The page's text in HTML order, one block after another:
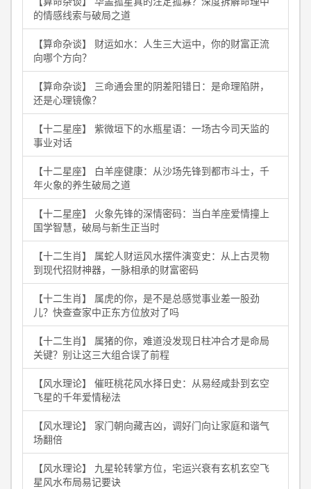
的情感线索与破局之道
【算命杂谈】 财运如水：人生三大运中，你的财富正流
向哪个方向？
【算命杂谈】 三命通会里的阴差阳错日：是命理陷阱，
还是心理镜像？
【十二星座】 紫微垣下的水瓶星语：一场古今司天监的
事业对话
【十二星座】 白羊座健康：从沙场先锋到都市斗士，千
年火象的养生破局之道
【十二星座】 火象先锋的深情密码：当白羊座爱情撞上
国学智慧，破局与新生正当时
【十二生肖】 属蛇人财运风水摆件演变史：从上古灵物
到现代招财神器，一脉相承的财富密码
【十二生肖】 属虎的你，是不是总感觉事业差一股劲
儿？快查查家中正东方位放对了吗
【十二生肖】 属猪的你，难道没发现日柱冲合才是命局
关键？别让这三大组合误了前程
【风水理论】 催旺桃花风水择日史：从易经咸卦到玄空
飞星的千年爱情秘法
【风水理论】 家门朝向藏吉凶，调好门向让家庭和谐气
场翻倍
【风水理论】 九星轮转掌方位，宅运兴衰有玄机玄空飞
星风水布局易记要诀